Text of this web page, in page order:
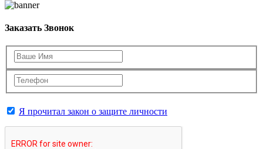
Заказать Звонок
Я прочитал закон о защите личности